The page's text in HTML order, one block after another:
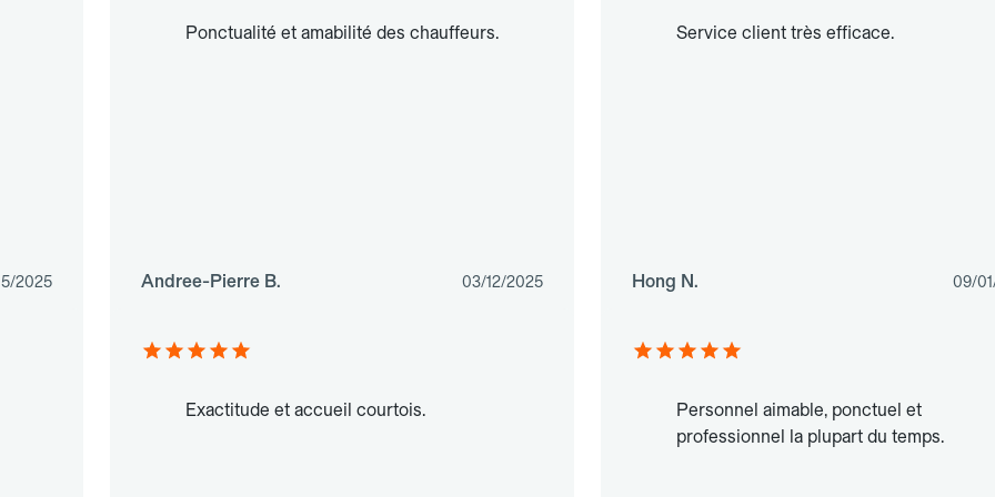
2025
Ponctualité et amabilité des chauffeurs.
Andree-Pierre B. 03/12/2025
Service client très efficace.
Hong N. 09/
Exactitude et accueil courtois.
Personnel aimable, ponctuel et
professionnel la plupart du temps.